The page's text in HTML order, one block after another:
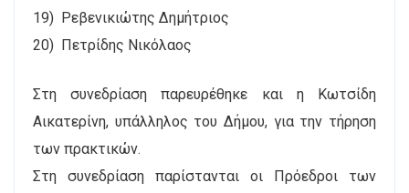
19) Ρεβενικιώτης Δημήτριος
20) Πετρίδης Νικόλαος
Στη συνεδρίαση παρευρέθηκε και η Κωτσίδη
Αικατερίνη, υπάλληλος του Δήμου, για την τήρηση
των πρακτικών.
Στη συνεδρίαση παρίστανται οι Πρόεδροι των